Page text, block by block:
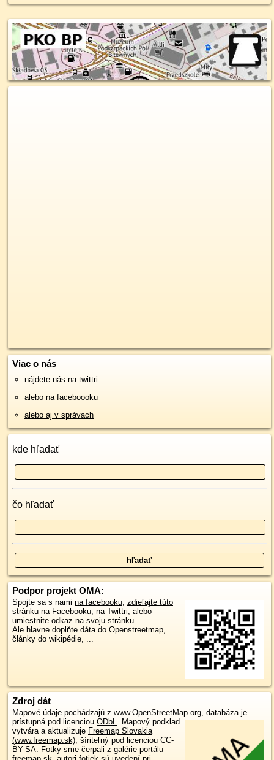
Viac o nás
nájdete nás na twittri
alebo na faceboooku
alebo aj v správach
kde hľadať
čo hľadať
Podpor projekt OMA:
Spojte sa s nami na facebooku, zdieľajte túto
stránku na Facebooku, na Twittri, alebo
umiestnite odkaz na svoju stránku.
Ale hlavne doplňte dáta do Openstreetmap,
články do wikipédie, ...
Zdroj dát
Mapové údaje pochádzajú z www.OpenStreetMap.org, databáza je
prístupná pod licenciou ODbL. Mapový podklad
vytvára a aktualizuje Freemap Slovakia
(www.freemap.sk), šíriteľný pod licenciou CC-
BY-SA. Fotky sme čerpali z galérie portálu